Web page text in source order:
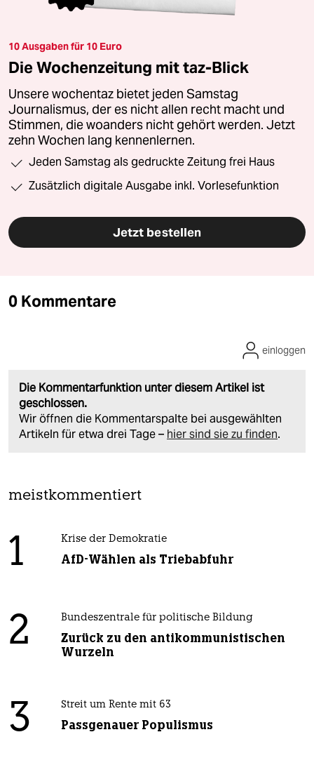
10 Ausgaben für 10 Euro
Die Wochenzeitung mit taz-Blick
Unsere wochentaz bietet jeden Samstag
Journalismus, der es nicht allen recht macht und
Stimmen, die woanders nicht gehört werden. Jetzt
zehn Wochen lang kennenlernen.
Jeden Samstag als gedruckte Zeitung frei Haus
Zusätzlich digitale Ausgabe inkl. Vorlesefunktion
Jetzt bestellen
0 Kommentare
Die Kommentarfunktion unter diesem Artikel ist
geschlossen.
Wir öffnen die Kommentarspalte bei ausgewählten
Artikeln für etwa drei Tage – hier sind sie zu finden.
einloggen
meistkommentiert
1 Krise der Demokratie
AfD-Wählen als Triebabfuhr
2 Bundeszentrale für politische Bildung
Zurück zu den antikommunistischen
Wurzeln
3 Streit um Rente mit 63
Passgenauer Populismus